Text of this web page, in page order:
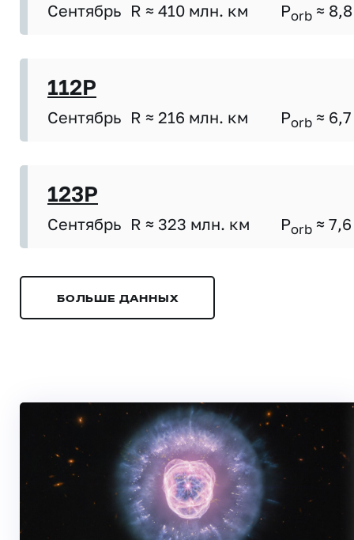
Сентябрь R ≈ 410 млн. км Porb ≈ 8,8
112P
Сентябрь R ≈ 216 млн. км Porb ≈ 6,7
123P
Сентябрь R ≈ 323 млн. км Porb ≈ 7,6
БОЛЬШЕ ДАННЫХ